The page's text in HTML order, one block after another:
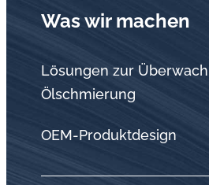
Was wir machen
Lösungen zur
Ölschmierung
OEM-Produktdesign